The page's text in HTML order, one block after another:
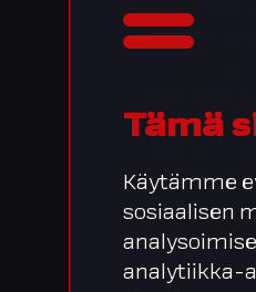
Tämä
Käytämme
sosiaalisen
analytiikka-
aina
sekä